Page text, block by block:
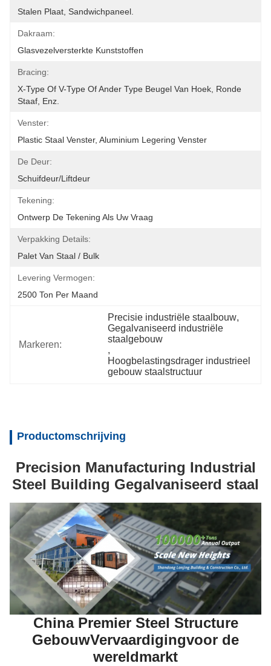
Stalen Plaat, Sandwichpaneel.
Dakraam:
Glasvezelversterkte Kunststoffen
Bracing:
X-Type Of V-Type Of Ander Type Beugel Van Hoek, Ronde
Staaf, Enz.
Venster:
Plastic Staal Venster, Aluminium Legering Venster
De Deur:
Schuifdeur/liftdeur
Tekening:
Ontwerp De Tekening Als Uw Vraag
Verpakking Details:
Palet Van Staal / Bulk
Levering Vermogen:
2500 Ton Per Maand
Markeren:
Precisie industriële staalbouw,
Gegalvaniseerd industriële
staalgebouw
,
Hoogbelastingsdrager industrieel
gebouw staalstructuur
Productomschrijving
Precision Manufacturing Industrial
Steel Building Gegalvaniseerd staal
China Premier Steel Structure
GebouwVervaardigingvoor de
wereldmarkt